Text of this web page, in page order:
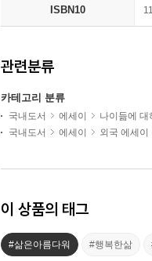
ISBN10
관련분류
카테고리 분류
국내도서 에세이
나이듦에 대
국내도서
에세이 외국 에세이
이 상품의 태그
#삶은아름다워 #행복한삶